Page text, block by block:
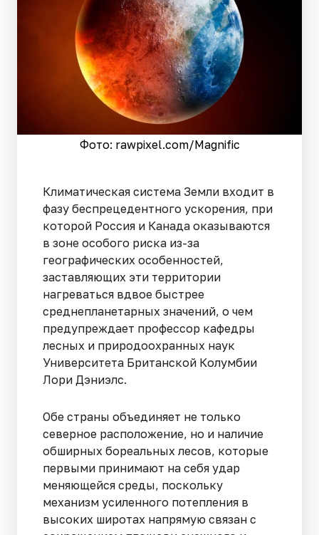
Фото: rawpixel.сom/Magnific
Климатическая система Земли входит в
фазу беспрецедентного ускорения, при
которой Россия и Канада оказываются
в зоне особого риска из-за
географических особенностей,
заставляющих эти территории
нагреваться вдвое быстрее
среднепланетарных значений, о чем
предупреждает профессор кафедры
лесных и природоохранных наук
Университета Британской Колумбии
Лори Дэниэлс.
Обе страны объединяет не только
северное расположение, но и наличие
обширных бореальных лесов, которые
первыми принимают на себя удар
меняющейся среды, поскольку
механизм усиленного потепления в
высоких широтах напрямую связан с